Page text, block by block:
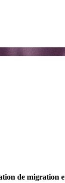
de migration